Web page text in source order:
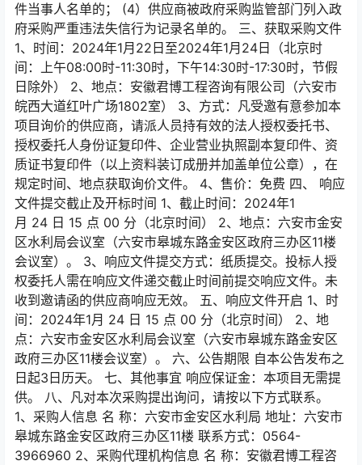
件当事人名单的； (4）供应商被政府采购监管部门列入政
府采购严重违法失信行为记录名单的。 三、获取采购文件
1、时间：2024年1月22日至2024年1月24日（北京时
间：上午08:00时-11:30时，下午14:30时-17:30时，节假
日除外） 2、地点：安徽君博工程咨询有限公司（六安市
皖西大道红叶广场1802室） 3、方式：凡受邀有意参加本
项目询价的供应商，请派人员持有效的法人授权委托书、
授权委托人身份证复印件、企业营业执照副本复印件、资
质证书复印件（以上资料装订成册并加盖单位公章），在
规定时间、地点获取询价文件。 4、售价：免费 四、 响应
文件提交截止及开标时间 1、截止时间：2024年1
月 24 日 15 点 00 分（北京时间） 2、地点：六安市金安
区水利局会议室（六安市皋城东路金安区政府三办区11楼
会议室）。 3、响应文件提交方式：纸质提交。投标人授
权委托人需在响应文件递交截止时间前提交响应文件。未
收到邀请函的供应商响应无效。 五、响应文件开启 1、时
间：2024年1月 24 日 15 点 00 分（北京时间） 2、地
点：六安市金安区水利局会议室（六安市皋城东路金安区
政府三办区11楼会议室）。 六、公告期限 自本公告发布之
日起3日历天。 七、其他事宜 响应保证金：本项目无需提
供。 八、凡对本次采购提出询问，请按以下方式联系。
1、采购人信息 名 称：六安市金安区水利局 地址：六安市
皋城东路金安区政府三办区11楼 联系方式：0564-
3966960 2、采购代理机构信息 名 称：安徽君博工程咨